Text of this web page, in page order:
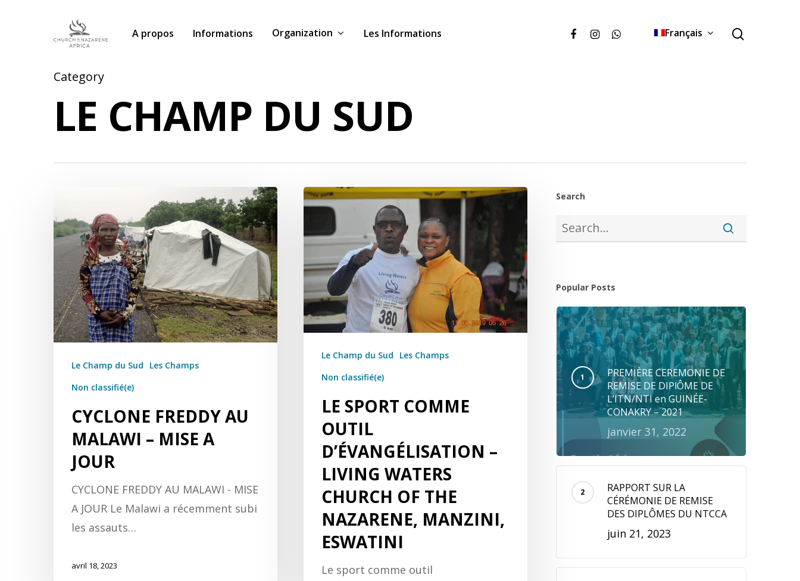
Hit enter to search or ESC to close
A propos Informations Organization Les Informations Français
Category
LE CHAMP DU SUD
Le Champ du Sud
Les Champs
Non classifié(e)
CYCLONE FREDDY AU
MALAWI – MISE A
JOUR
CYCLONE FREDDY AU MALAWI - MISE
A JOUR Le Malawi a récemment subi
les assauts…
avril 18, 2023
Le Champ du Sud
Les Champs
Non classifié(e)
LE SPORT COMME
OUTIL
D’ÉVANGÉLISATION –
LIVING WATERS
CHURCH OF THE
NAZARENE, MANZINI,
ESWATINI
Le sport comme outil
Search
Popular Posts
PREMIÈRE CEREMONIE DE
REMISE DE DIPlÔME DE
L’ITN/NTI en GUINÉE-
CONAKRY – 2021
janvier 31, 2022
RAPPORT SUR LA
CÉRÉMONIE DE REMISE
DES DIPLÔMES DU NTCCA
juin 21, 2023